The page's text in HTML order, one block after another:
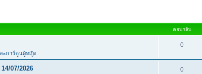
ตอบกลับ
ะการ์ตูนผู้หญิง
0
07/2026 0